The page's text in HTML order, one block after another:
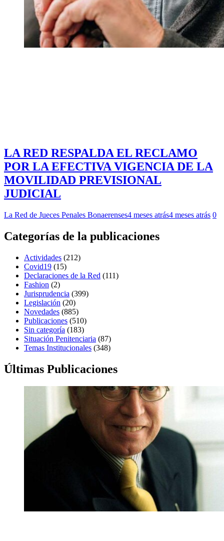
LA RED RESPALDA EL RECLAMO
POR LA EFECTIVA VIGENCIA DE LA
MOVILIDAD PREVISIONAL
JUDICIAL
La Red de Jueces Penales Bonaerenses4 meses atrás4 meses atrás 0
Categorías de la publicaciones
Actividades (212)
Covid19 (15)
Declaraciones de la Red (111)
Fashion (2)
Jurisprudencia (399)
Legislación (20)
Novedades (885)
Publicaciones (510)
Sin categoría (183)
Situación Penitenciaria (87)
Temas Institucionales (348)
Últimas Publicaciones